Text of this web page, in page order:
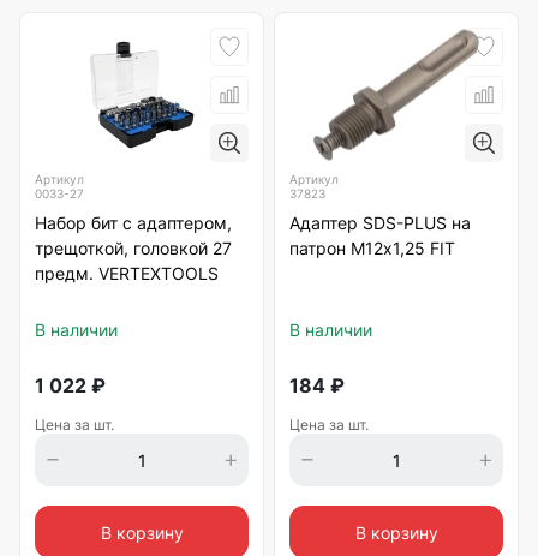
Артикул
0033-27
Набор бит с адаптером,
трещоткой, головкой 27
предм. VERTEXTOOLS
В наличии
1 022 ₽
Цена за шт.
В корзину
Артикул
37823
Адаптер SDS-PLUS на
патрон М12х1,25 FIT
В наличии
184 ₽
Цена за шт.
В корзину